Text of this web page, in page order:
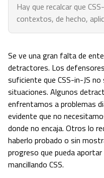
Hay que recalcar que
contextos, de hecho,
Se ve una gran falta de
detractores. Los
suficiente que CSS-in-JS
situaciones. Algunos
enfrentamos a problemas
evidente que no
donde no encaja. Otros lo
haberlo probado o sin
progreso que pueda
mancillando CSS.